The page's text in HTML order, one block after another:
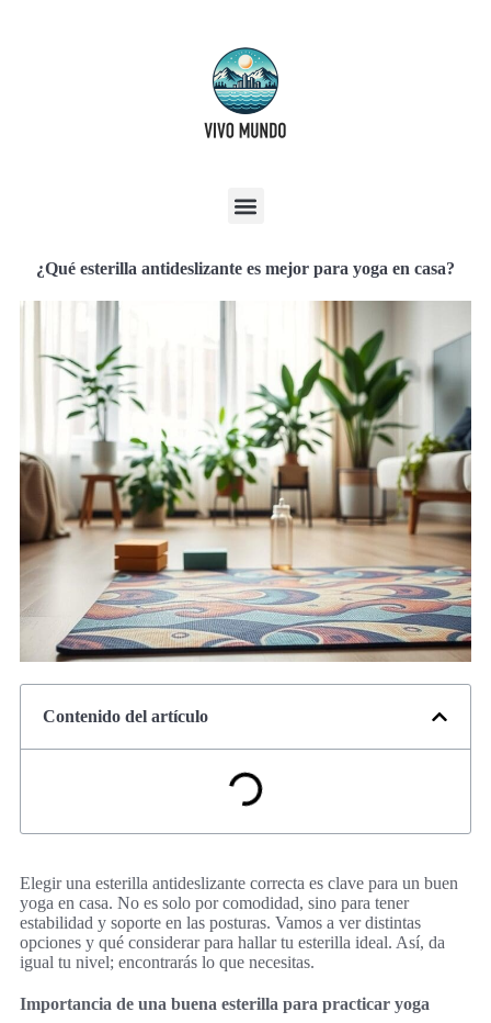
¿Qué esterilla antideslizante es mejor para yoga en casa?
Contenido del artículo
Elegir una esterilla antideslizante correcta es clave para un buen
yoga en casa. No es solo por comodidad, sino para tener
estabilidad y soporte en las posturas. Vamos a ver distintas
opciones y qué considerar para hallar tu esterilla ideal. Así, da
igual tu nivel; encontrarás lo que necesitas.
Importancia de una buena esterilla para practicar yoga